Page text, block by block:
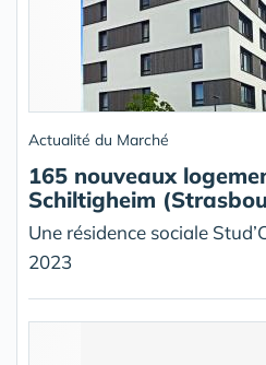
Actualité du Marché
165 nouveaux
Schiltigheim
Une résidence sociale
2023